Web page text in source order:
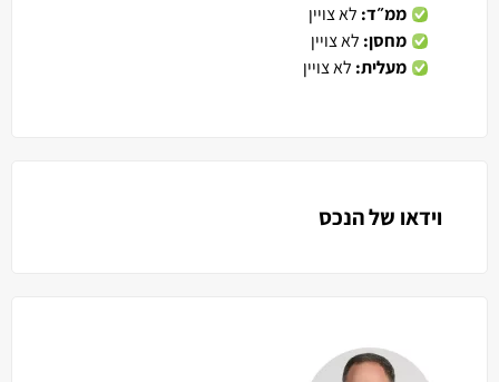
ממ״ד: לא צויין
מחסן: לא צויין
מעלית: לא צויין
וידאו של הנכס